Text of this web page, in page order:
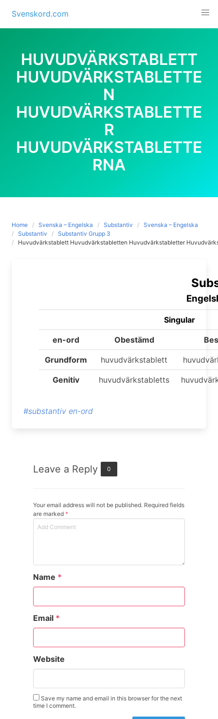
content
Svenskord.com
HUVUDVÄRKSTABLETT
HUVUDVÄRKSTABLETTE
N
HUVUDVÄRKSTABLETTE
R
HUVUDVÄRKSTABLETTE
RNA
Home Svenska – Engelska Substantiv
Svenska – Engelska
Substantiv
Substantiv Grupp 3
Huvudvärkstablett Huvudvärkstabletten Huvudvärkstabletter
Singular
en-ord Obestämd
Grundform huvudvärkstablett
Genitiv huvudvärkstabletts
#substantiv en-ord
Leave a Reply 0
Your email address will not be published. Required fields
are marked *
Name *
Email *
Website
Save my name and email in this browser for the next
time I comment.